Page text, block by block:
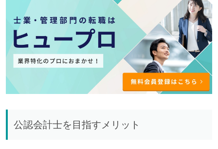
公認会計士を目指すメリット